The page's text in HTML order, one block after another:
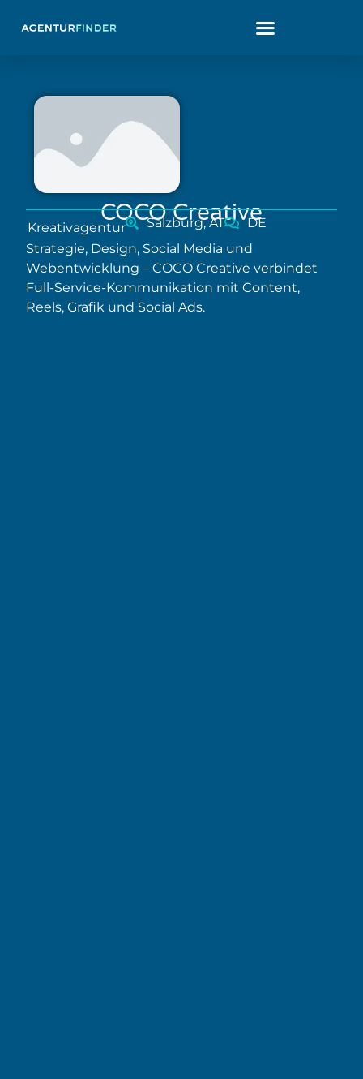
COCO Creative
Kreativagentur Salzburg, AT
DE
Strategie, Design, Social Media und
Webentwicklung – COCO Creative verbindet
Full-Service-Kommunikation mit Content,
Reels, Grafik und Social Ads.